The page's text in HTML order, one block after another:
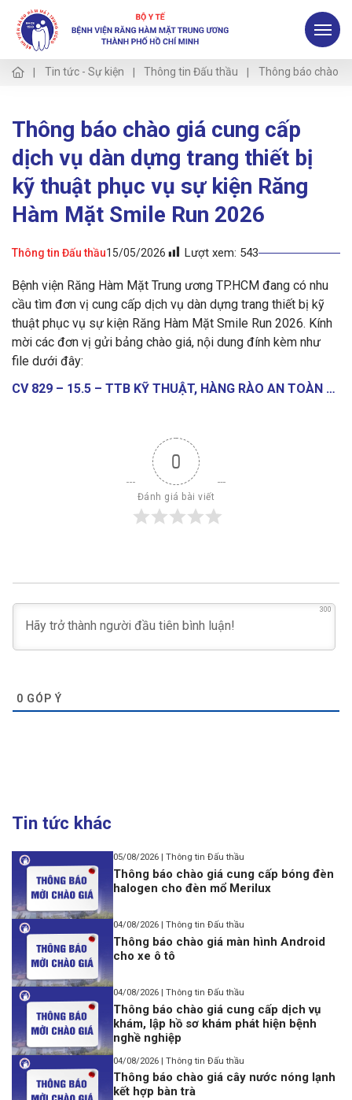
Tin tức - Sự kiện Thông tin Đấu thầu Thông báo chào
Thông báo chào giá cung cấp
dịch vụ dàn dựng trang thiết bị
kỹ thuật phục vụ sự kiện Răng
Hàm Mặt Smile Run 2026
Thông tin Đấu thầu15/05/2026 Lượt xem: 543
Bệnh viện Răng Hàm Mặt Trung ương TP.HCM đang có nhu
cầu tìm đơn vị cung cấp dịch vụ dàn dựng trang thiết bị kỹ
thuật phục vụ sự kiện Răng Hàm Mặt Smile Run 2026. Kính
mời các đơn vị gửi bảng chào giá, nội dung đính kèm như
file dưới đây:
CV 829 – 15.5 – TTB KỸ THUẬT, HÀNG RÀO AN TOÀN …
0
Đánh giá bài viết
300
0 GÓP Ý
Tin tức khác
05/08/2026 | Thông tin Đấu thầu
Thông báo chào giá cung cấp bóng đèn
halogen cho đèn mổ Merilux
04/08/2026 | Thông tin Đấu thầu
Thông báo chào giá màn hình Android
cho xe ô tô
04/08/2026 | Thông tin Đấu thầu
Thông báo chào giá cung cấp dịch vụ
khám, lập hồ sơ khám phát hiện bệnh
nghề nghiệp
04/08/2026 | Thông tin Đấu thầu
Thông báo chào giá cây nước nóng lạnh
kết hợp bàn trà